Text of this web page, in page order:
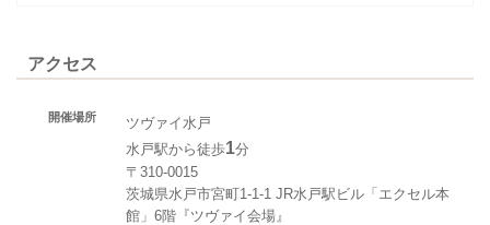
アクセス
開催場所
ツヴァイ水戸
水戸駅から徒歩1分
〒310-0015
茨城県水戸市宮町1-1-1 JR水戸駅ビル「エクセル本
館」6階『ツヴァイ会場』